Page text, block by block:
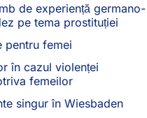
de experiență germano-
pe tema prostituției
pentru femei
în cazul violenței
femeilor
singur în Wiesbaden